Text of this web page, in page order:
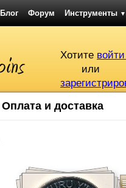
Блог Форум Инструменты ▼
Хотите
или
Оплата и доставка